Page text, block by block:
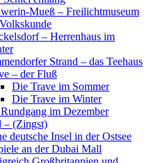
Mueß – Freilichtmuseum
– Herrenhaus im
Strand – das Teehaus
– der Fluß
Die Trave im Sommer
Die Trave im Winter
im Dezember
– (Zingst)
deutsche Insel in der Ostsee
an der Dubai Mall